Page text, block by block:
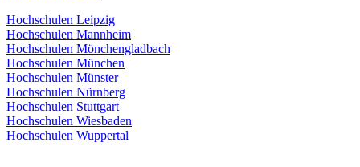
Hochschulen Leipzig
Hochschulen Mannheim
Hochschulen Mönchengladbach
Hochschulen München
Hochschulen Münster
Hochschulen Nürnberg
Hochschulen Stuttgart
Hochschulen Wiesbaden
Hochschulen Wuppertal